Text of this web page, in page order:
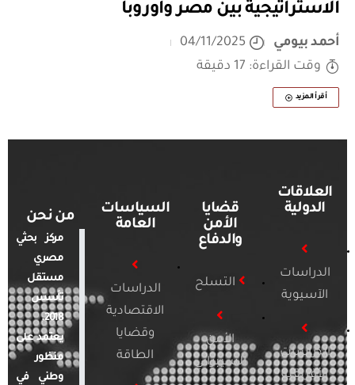
الاستراتيجية بين مصر وأوروبا
أحمد بيومي
04/11/2025
وقت القراءة: 17 دقيقة
أقرأ المزيد
العلاقات
الدولية
الدراسات
الآسيوية
الدراسات
الأفريقية
قضايا
الأمن
والدفاع
التسلح
الأمن
السيبراني
السياسات
العامة
الدراسات
الاقتصادية
وقضايا
الطاقة
من نحن
مركز بحثي
مصري
مستقل
تأسس
2018.
يعتمد على
منظور
وطني في